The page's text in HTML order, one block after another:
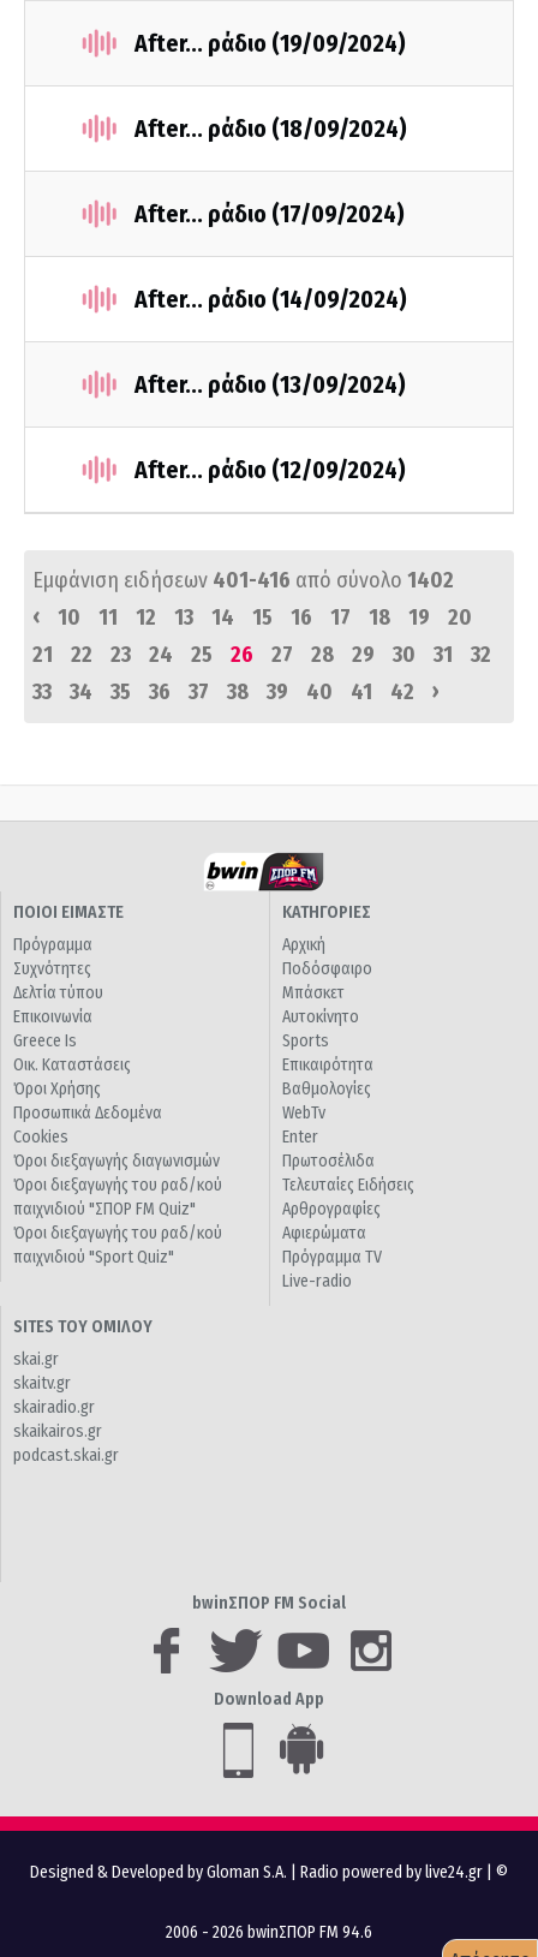
After... ράδιο (19/09/2024)
After... ράδιο (18/09/2024)
After... ράδιο (17/09/2024)
After... ράδιο (14/09/2024)
After... ράδιο (13/09/2024)
After... ράδιο (12/09/2024)
Εμφάνιση ειδήσεων 401-416 από σύνολο 1402
‹
10 11 12 13 14 15 16 17 18 19
20
21
22 23 24 25 26 27 28 29 30 31
32
33
34 35 36 37 38 39 40 41 42 ›
ΠΟΙΟΙ ΕΙΜΑΣΤΕ
Πρόγραμμα
Συχνότητες
Δελτία τύπου
Επικοινωνία
Greece Is
Οικ. Καταστάσεις
Όροι Χρήσης
Προσωπικά Δεδομένα
Cookies
Όροι διεξαγωγής διαγωνισμών
Όροι διεξαγωγής του ραδ/κού
παιχνιδιού "ΣΠΟΡ FM Quiz"
Όροι διεξαγωγής του ραδ/κού
παιχνιδιού "Sport Quiz"
ΚΑΤΗΓΟΡΙΕΣ
Αρχική
Ποδόσφαιρο
Μπάσκετ
Αυτοκίνητο
Sports
Επικαιρότητα
Βαθμολογίες
WebTv
Enter
Πρωτοσέλιδα
Τελευταίες Ειδήσεις
Αρθρογραφίες
Αφιερώματα
Πρόγραμμα TV
Live-radio
SITES ΤΟΥ ΟΜΙΛΟΥ
skai.gr
skaitv.gr
skairadio.gr
skaikairos.gr
podcast.skai.gr
bwinΣΠΟΡ FM Social
Download App
Designed & Developed by Gloman S.A. Radio powered by live24.gr | ©
2006 - 2026 bwinΣΠΟΡ FM 94.6